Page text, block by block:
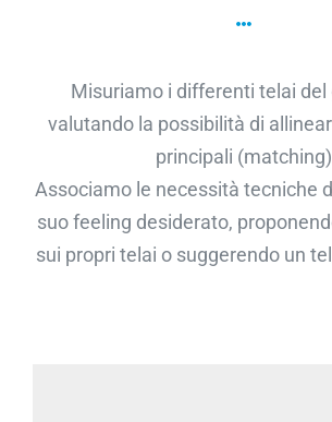
Misuriamo i differenti telai del
valutando la possibilità di
principali (matching)
Associamo le necessità tecniche
suo feeling desiderato,
sui propri telai o suggerendo un